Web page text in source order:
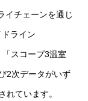
イチェーンを通じ
ライン
「スコープ3温室
2次データがいず
れています。